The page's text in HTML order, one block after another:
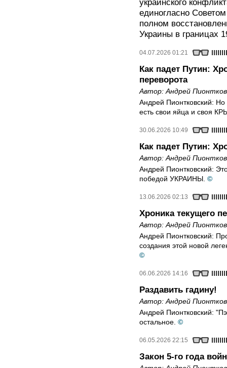
украинского
единогласно
полном
Украины в границах
04.07.2026 01:21
Как падет Путин:
переворота
Автор: Андрей
Андрей Пионтковский:
есть свои яйца и своя
30.06.2026 10:49
Как падет Путин:
Автор: Андрей
Андрей Пионтковский:
победой УКРАИНЫ. ©
13.06.2026 02:13
Хроника текущего
Автор: Андрей
Андрей Пионтковский:
создания этой новой
©
06.06.2026 14:16
Раздавить гадину!
Автор: Андрей
Андрей Пионтковский:
остальное. ©
06.05.2026 22:15
Закон 5-го года